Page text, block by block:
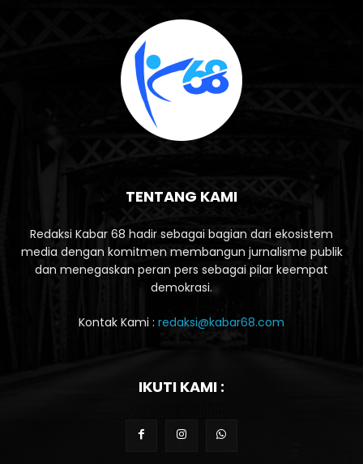
TENTANG KAMI
Redaksi Kabar 68 hadir sebagai bagian dari ekosistem
media dengan komitmen membangun jurnalisme publik
dan menegaskan peran pers sebagai pilar keempat
demokrasi.
Kontak Kami : redaksi@kabar68.com
IKUTI KAMI :